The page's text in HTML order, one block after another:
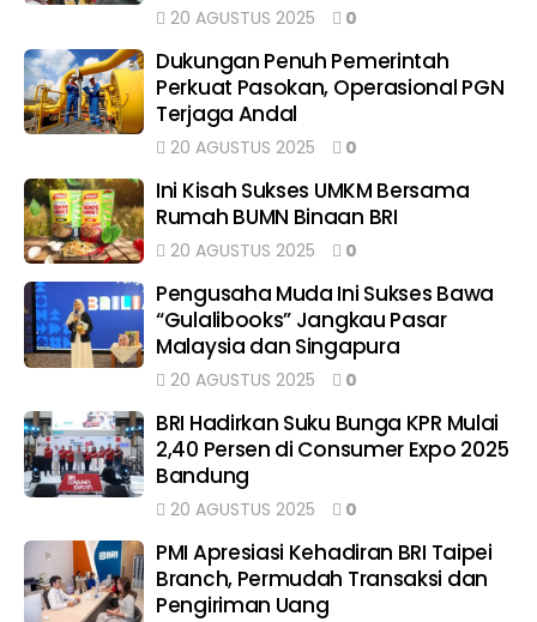
20 AGUSTUS 2025 0
Dukungan Penuh Pemerintah
Perkuat Pasokan, Operasional PGN
Terjaga Andal
20 AGUSTUS 2025 0
Ini Kisah Sukses UMKM Bersama
Rumah BUMN Binaan BRI
20 AGUSTUS 2025 0
Pengusaha Muda Ini Sukses Bawa
“Gulalibooks” Jangkau Pasar
Malaysia dan Singapura
20 AGUSTUS 2025 0
BRI Hadirkan Suku Bunga KPR Mulai
2,40 Persen di Consumer Expo 2025
Bandung
20 AGUSTUS 2025 0
PMI Apresiasi Kehadiran BRI Taipei
Branch, Permudah Transaksi dan
Pengiriman Uang